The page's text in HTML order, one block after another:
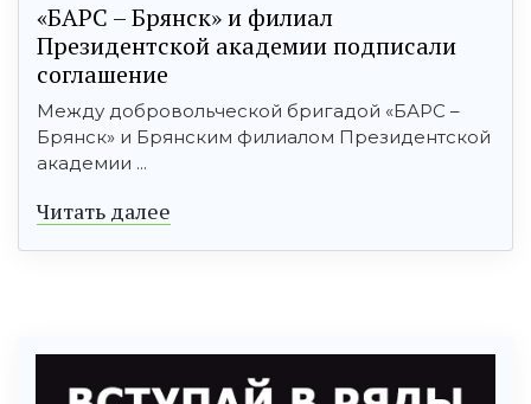
«БАРС – Брянск» и филиал
Президентской академии подписали
соглашение
Между добровольческой бригадой «БАРС –
Брянск» и Брянским филиалом Президентской
академии ...
Читать далее